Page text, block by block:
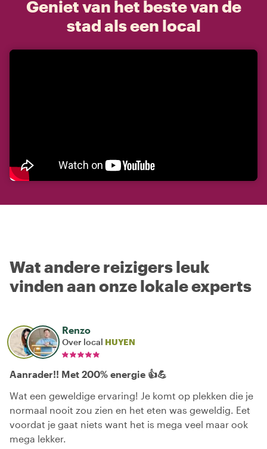
Geniet van het beste van de
stad als een local
Wat andere reizigers leuk
vinden aan onze lokale experts
Renzo
Over local HUYEN
Aanrader!! Met 200% energie 👍💪
Wat een geweldige ervaring! Je komt op plekken die je
normaal nooit zou zien en het eten was geweldig. Eet
voordat je gaat niets want het is mega veel maar ook
mega lekker.